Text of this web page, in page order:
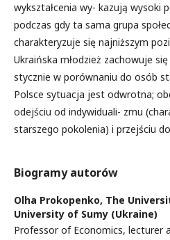
wykształcenia wy- kazują wysoki
podczas gdy ta sama grupa
charakteryzuje się najniższym
Ukraińska młodzież zachowuje
stycznie w porównaniu do osób
Polsce sytuacja jest odwrotna;
odejściu od indywiduali- zmu
starszego pokolenia) i przejściu
Biogramy autorów
Olha Prokopenko, The
University of Sumy (Ukraine)
Professor of Economics, lecturer